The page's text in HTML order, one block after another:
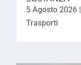
5 Agosto 2026|
Trasporti